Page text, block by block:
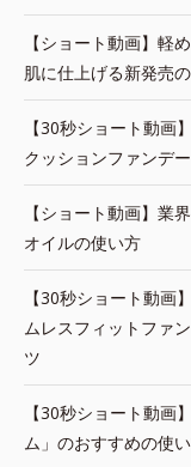
【ショート動画】軽
肌に仕上げる新発売
【30秒ショート動画
クッションファンデ
【ショート動画】業
オイルの使い方
【30秒ショート動画
ムレスフィットファ
ツ
【30秒ショート動画
ム」のおすすめの使